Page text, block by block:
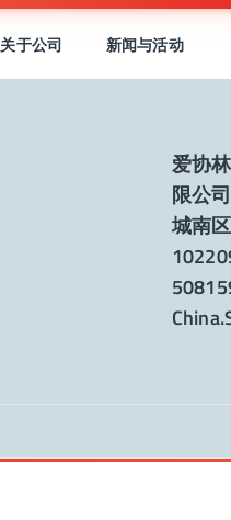
关于公司 新闻与活动
爱协
限公
城南